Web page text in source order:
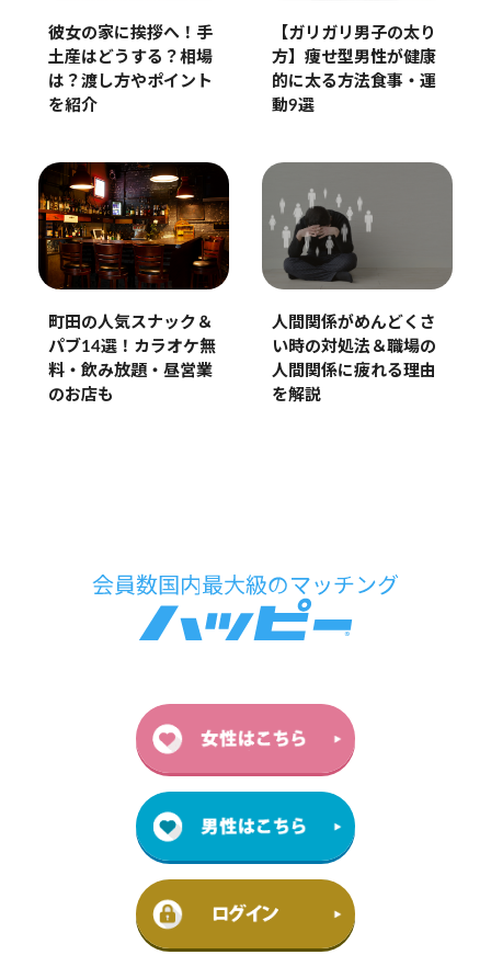
彼女の家に挨拶へ！手
土産はどうする？相場
は？渡し方やポイント
を紹介
【ガリガリ男子の太り
方】痩せ型男性が健康
的に太る方法食事・運
動9選
町田の人気スナック＆
パブ14選！カラオケ無
料・飲み放題・昼営業
のお店も
人間関係がめんどくさ
い時の対処法＆職場の
人間関係に疲れる理由
を解説